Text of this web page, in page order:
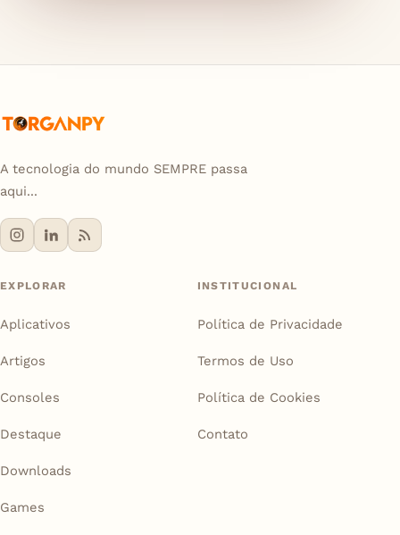
A tecnologia do mundo SEMPRE passa
aqui...
EXPLORAR
Aplicativos
Artigos
Consoles
Destaque
Downloads
Games
INSTITUCIONAL
Política de Privacidade
Termos de Uso
Política de Cookies
Contato